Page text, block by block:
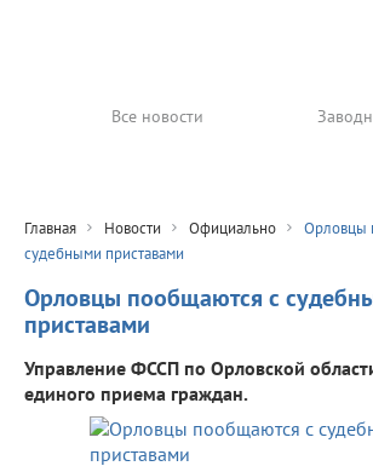
Все новости
Главная Новости Официально
Орловцы
судебными приставами
Орловцы пообщаются с
приставами
Управление ФССП по Орловской
единого приема граждан.